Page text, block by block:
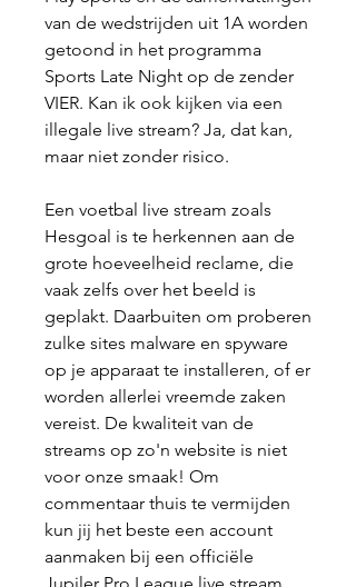
van de wedstrijden uit 1A worden
getoond in het programma
Sports Late Night op de zender
VIER. Kan ik ook kijken via een
illegale live stream? Ja, dat kan,
maar niet zonder risico.
Een voetbal live stream zoals
Hesgoal is te herkennen aan de
grote hoeveelheid reclame, die
vaak zelfs over het beeld is
geplakt. Daarbuiten om proberen
zulke sites malware en spyware
op je apparaat te installeren, of er
worden allerlei vreemde zaken
vereist. De kwaliteit van de
streams op zo'n website is niet
voor onze smaak! Om
commentaar thuis te vermijden
kun jij het beste een account
aanmaken bij een officiële